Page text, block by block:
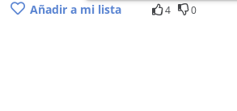
Añadir a mi lista 4 0